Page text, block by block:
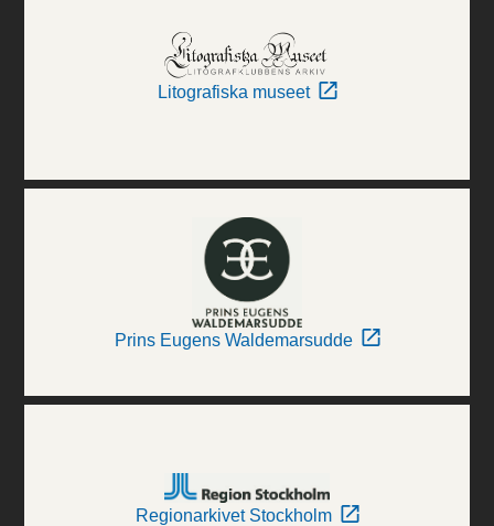
Litografiska museet
Prins Eugens Waldemarsudde
Regionarkivet Stockholm